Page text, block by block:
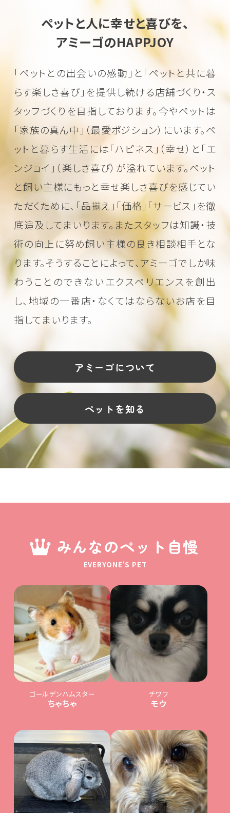
ペットと人に幸せと喜びを、
アミーゴのHAPPJOY
「ペットとの出会いの感動」と「ペットと共に暮
らす楽しさ喜び」を提供し続ける店舗づくり・ス
タッフづくりを目指しております。 今やペットは
「家族の真ん中」（最愛ポジション）にいます。ペ
ットと暮らす生活には「ハピネス」（幸せ）と「エ
ンジョイ」（楽しさ喜び）が溢れています。ペット
と飼い主様にもっと幸せ楽しさ喜びを感じてい
ただくために、 「品揃え」「価格」「サービス」を徹
底追及してまいります。またスタッフは知識・技
術の向上に努め飼い主様の良き相談相手とな
ります。そうすることによって、アミーゴでしか味
わうことのできないエクスペリエンスを創出
し、地域の一番店・なくてはならないお店を目
指してまいります。
アミーゴについて
ペットを知る
みんなのペット自慢
EVERYONE'S PET
ゴールデンハムスター
ちゃちゃ
チワワ
モウ